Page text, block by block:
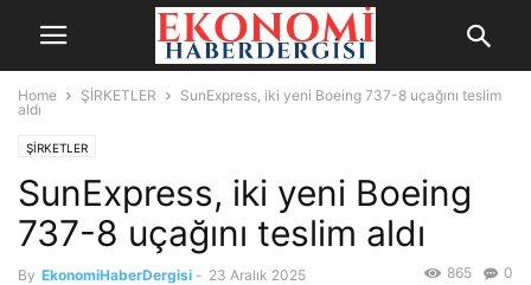
Home ŞİRKETLER
SunExpress, iki yeni Boeing 737-8 uçağını teslim
aldı
ŞİRKETLER
SunExpress, iki yeni Boeing
737-8 uçağını teslim aldı
By EkonomiHaberDergisi - 23 Aralık 2025 0
865